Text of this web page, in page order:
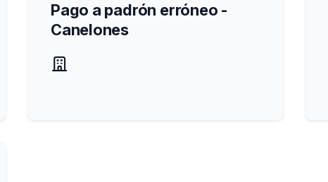
Pago a padrón erróneo -
Canelones